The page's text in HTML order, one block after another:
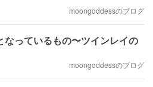
moongoddessのブログ
なっているもの〜ツインレイの
moongoddessのブログ